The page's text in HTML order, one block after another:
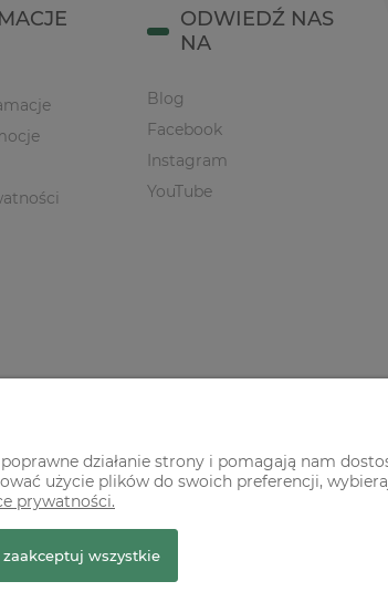
ODWIEDŹ NAS
NA
Blog
Facebook
Instagram
YouTube
działanie strony i pomagają nam
użycie plików do swoich preferencji,
prywatności.
zaakceptuj wszystkie